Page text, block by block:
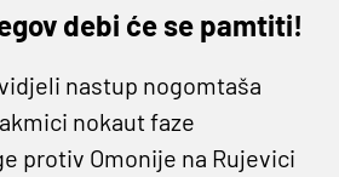
debi će se pamtiti!
nastup nogomtaša
nokaut faze
protiv Omonije na Rujevici